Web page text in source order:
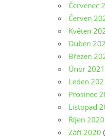
Červenec
Červen
Květen
Duben
Březen
Únor 2021
Leden
Prosinec
Listopad
Říjen 2020
Září 2020